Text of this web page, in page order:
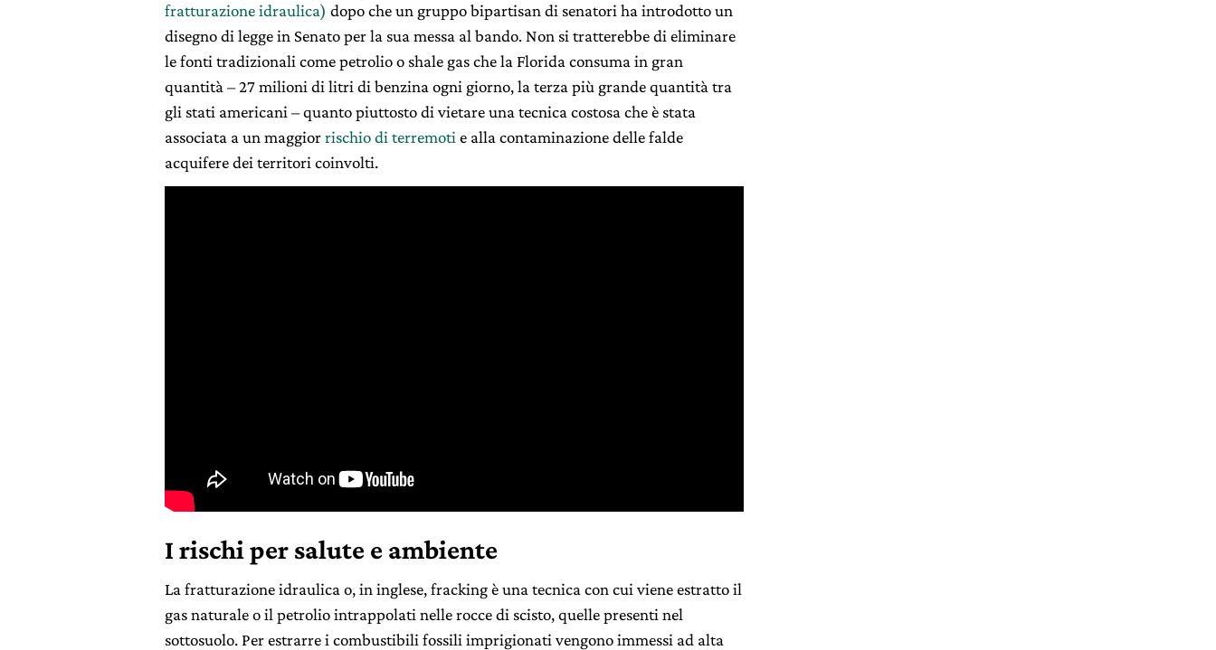
fratturazione idraulica) dopo che un gruppo bipartisan di senatori ha introdotto un
disegno di legge in Senato per la sua messa al bando. Non si tratterebbe di eliminare
le fonti tradizionali come petrolio o shale gas che la Florida consuma in gran
quantità – 27 milioni di litri di benzina ogni giorno, la terza più grande quantità tra
gli stati americani – quanto piuttosto di vietare una tecnica costosa che è stata
associata a un maggiorrischio di terremoti e alla contaminazione delle falde
acquifere dei territori coinvolti.
I rischi per salute e ambiente
La fratturazione idraulica o, in inglese, fracking è una tecnica con cui viene estratto il
gas naturale o il petrolio intrappolati nelle rocce di scisto, quelle presenti nel
sottosuolo. Per estrarre i combustibili fossili imprigionati vengono immessi ad alta